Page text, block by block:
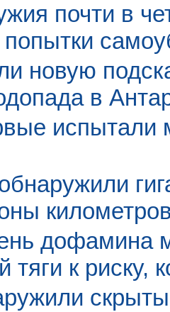
почти в
попытки
новую
в
испытали
дофамина
тяги к риску,